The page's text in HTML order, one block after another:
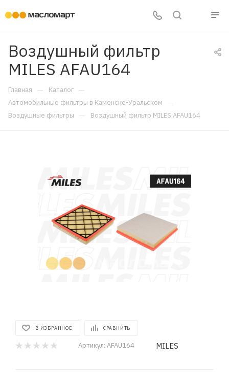
Воздушный фильтр
MILES AFAU164
Главная — Каталог —
Автомобильные фильтры в Каменске-Уральском —
Воздушные фильтры — Воздушный фильтр MILES AFAU164
В ИЗБРАННОЕ СРАВНИТЬ
Артикул: AFAU164 MILES